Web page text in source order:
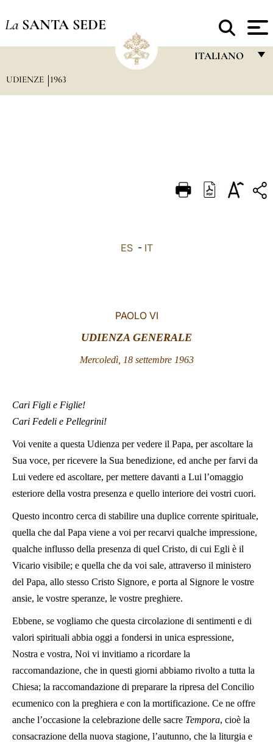
La SANTA SEDE
ITALIANO
DEUTSCH
UDIENZE 1963
ES- IT
PAOLO VI
UDIENZA GENERALE
Mercoledì, 18 settembre 1963
Cari Figli e Figlie!
Cari Fedeli e Pellegrini!
Voi venite a questa Udienza per vedere il Papa, per ascoltare la
Sua voce, per ricevere la Sua benedizione, ed anche per farvi da
Lui vedere ed ascoltare, per mettere davanti a Lui l’omaggio
esteriore della vostra presenza e quello interiore dei vostri cuori.
Questo incontro cerca di stabilire una duplice corrente spirituale,
quella che dal Papa viene a voi per recarvi qualche impressione,
qualche influsso della presenza di quel Cristo, di cui Egli è il
Vicario visibile; e quella che da voi sale, attraverso il ministero
del Papa, allo stesso Cristo Signore, e porta al Signore le vostre
ansie, le vostre speranze, le vostre preghiere.
Ebbene, se vogliamo che questa circolazione di sentimenti e di
valori spirituali abbia oggi a fondersi in unica espressione,
Nostra e vostra, Noi vi invitiamo a ricordare la
raccomandazione, che in questi giorni abbiamo rivolto a tutta la
Chiesa; la raccomandazione di preparare la ripresa del Concilio
ecumenico con la preghiera e con la mortificazione. Ce ne offre
anche l’occasione la celebrazione delle sacre Tempora, cioè la
consacrazione della nuova stagione, l’autunno, che la liturgia e